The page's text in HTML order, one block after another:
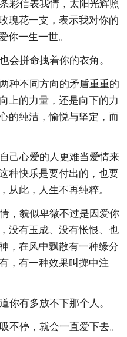
彩信表我情，太阳光辉照
瑰花一支，表示我对你的
你一生一世。
会拼命拽着你的衣角。
种不同方向的矛盾重重的
上的力量，还是向下的力
的纯洁，愉悦与坚定，而
己心爱的人更难当爱情来
种快乐是要付出的，也要
从此，人生不再纯粹。
，貌似卑微不过是因爱你
没有玉成、没有怅恨、也
，在风中飘散有一种缘分
，有一种效果叫掷中注
你有多放不下那个人。
不停，就会一直爱下去。